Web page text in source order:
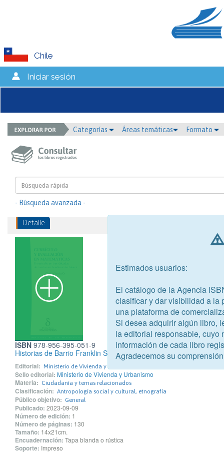
Chile
Iniciar sesión
Categorías Áreas temáticas Formato
- Búsqueda avanzada -
Detalle
ISBN 978-956-395-051-9
Historias de Barrio Franklin Sierra Bella
Editorial: Ministerio de Vivienda y Urbanismo
Sello editorial: Ministerio de Vivienda y Urbanismo
Materia: Ciudadanía y temas relacionados
Clasificación: Antropología social y cultural, etnografía
Público objetivo: General
Publicado: 2023-09-09
Número de edición: 1
Número de páginas: 130
Tamaño: 14x21cm.
Encuadernación: Tapa blanda o rústica
Soporte: Impreso
Estimados usuarios:
El catálogo de la Agencia
clasificar y dar visibilidad a la
una plataforma de
Si desea adquirir algún libro,
la editorial responsable, cuyo
información de cada libro
Agradecemos su